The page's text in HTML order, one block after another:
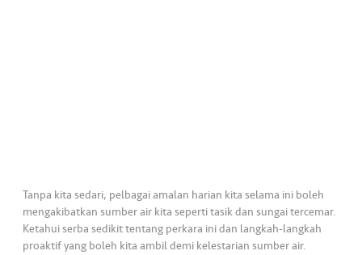
Tanpa kita sedari, pelbagai amalan harian kita selama ini boleh
mengakibatkan sumber air kita seperti tasik dan sungai tercemar.
Ketahui serba sedikit tentang perkara ini dan langkah-langkah
proaktif yang boleh kita ambil demi kelestarian sumber air.
N
ia
g
a